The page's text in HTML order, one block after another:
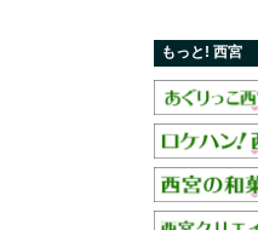
もっと! 西宮